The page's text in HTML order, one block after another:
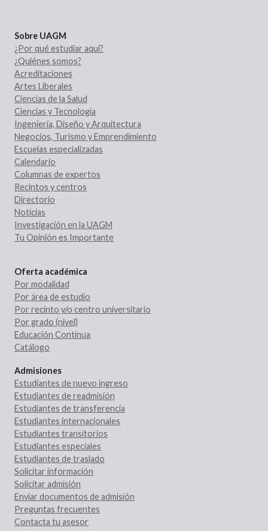
Sobre UAGM
¿Por qué estudiar aquí?
¿Quiénes somos?
Acreditaciones
Artes Liberales
Ciencias de la Salud
Ciencias y Tecnología
Ingeniería, Diseño y Arquitectura
Negocios, Turismo y Emprendimiento
Escuelas especializadas
Calendario
Columnas de expertos
Recintos y centros
Directorio
Noticias
Investigación en la UAGM
Tu Opinión es Importante
Oferta académica
Por modalidad
Por área de estudio
Por recinto y/o centro universitario
Por grado (nivel)
Educación Continua
Catálogo
Admisiones
Estudiantes de nuevo ingreso
Estudiantes de readmisión
Estudiantes de transferencia
Estudiantes internacionales
Estudiantes transitorios
Estudiantes especiales
Estudiantes de traslado
Solicitar información
Solicitar admisión
Enviar documentos de admisión
Preguntas frecuentes
Contacta tu asesor